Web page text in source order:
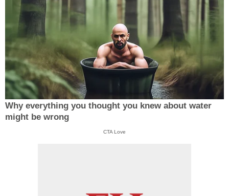
Why everything you thought you knew about water
might be wrong
CTA Love